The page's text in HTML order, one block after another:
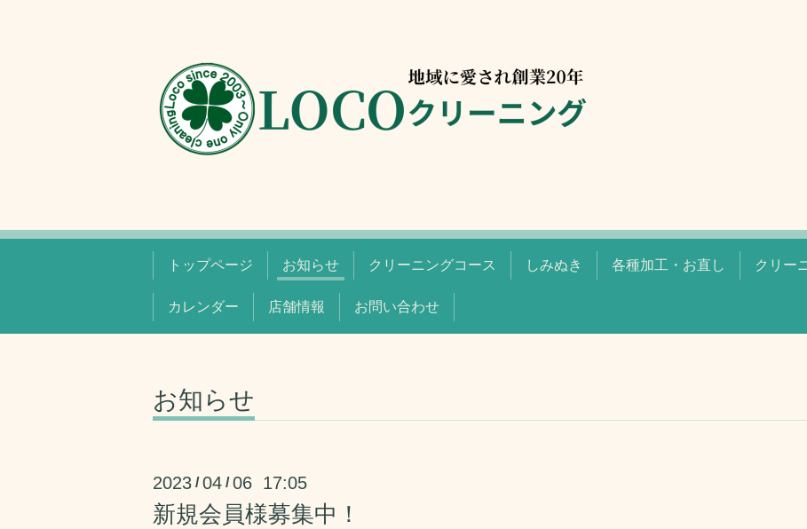
トップページ お知らせ クリーニングコース しみぬき 各種加工・お直し クリー
カレンダー 店舗情報 お問い合わせ
お知らせ
2023 /04 /06 17:05
新規会員様募集中！